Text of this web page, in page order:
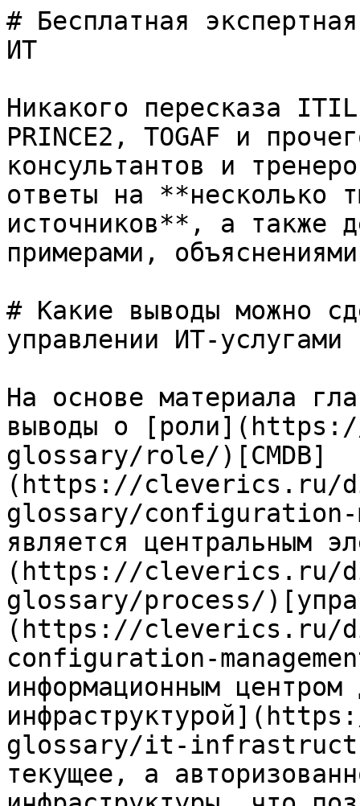
# Бесплатная
ИТ
Никакого пересказа
PRINCE2, TOGAF и
консультантов и
ответы на **несколько
источников**, а также
примерами,
# Какие выводы можно
управлении ИТ-
На основе материала
выводы о
glossary/role/)[CMDB]
(https://cleverics.ru/
glossary/configuration-
является центральным
(https://cleverics.ru/
glossary/process/
(https://cleverics.ru/
configuration-
информационным
glossary/it-
текущее, а